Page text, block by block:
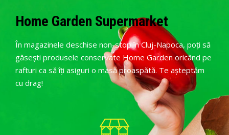
Home Garden Supermarket
În magazinele deschise non-stop în Cluj-Napoca, poți să
găsești produsele conservate Home Garden oricând pe
rafturi ca să îți asiguri o masă proaspătă. Te așteptăm
cu drag!